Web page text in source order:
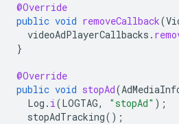
@Override
public void removeCallback
videoAdPlayerCallbacks.
@Override
public void stopAd(
Log.i(LOGTAG, "stopAd"
stopAdTracking